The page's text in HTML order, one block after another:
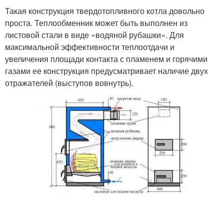
Такая конструкция твердотопливного котла довольно
проста. Теплообменник может быть выполнен из
листовой стали в виде «водяной рубашки». Для
максимальной эффективности теплоотдачи и
увеличения площади контакта с пламенем и горячими
газами ее конструкция предусматривает наличие двух
отражателей (выступов вовнутрь).